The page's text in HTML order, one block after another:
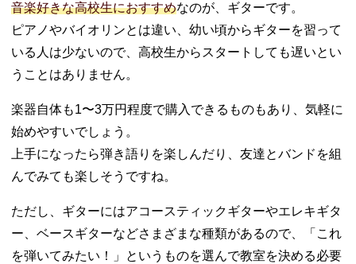
音楽好きな高校生におすすめなのが、ギターです。
ピアノやバイオリンとは違い、幼い頃からギターを習って
いる人は少ないので、高校生からスタートしても遅いとい
うことはありません。
楽器自体も1〜3万円程度で購入できるものもあり、気軽に
始めやすいでしょう。
上手になったら弾き語りを楽しんだり、友達とバンドを組
んでみても楽しそうですね。
ただし、ギターにはアコースティックギターやエレキギタ
ー、ベースギターなどさまざまな種類があるので、「これ
を弾いてみたい！」というものを選んで教室を決める必要